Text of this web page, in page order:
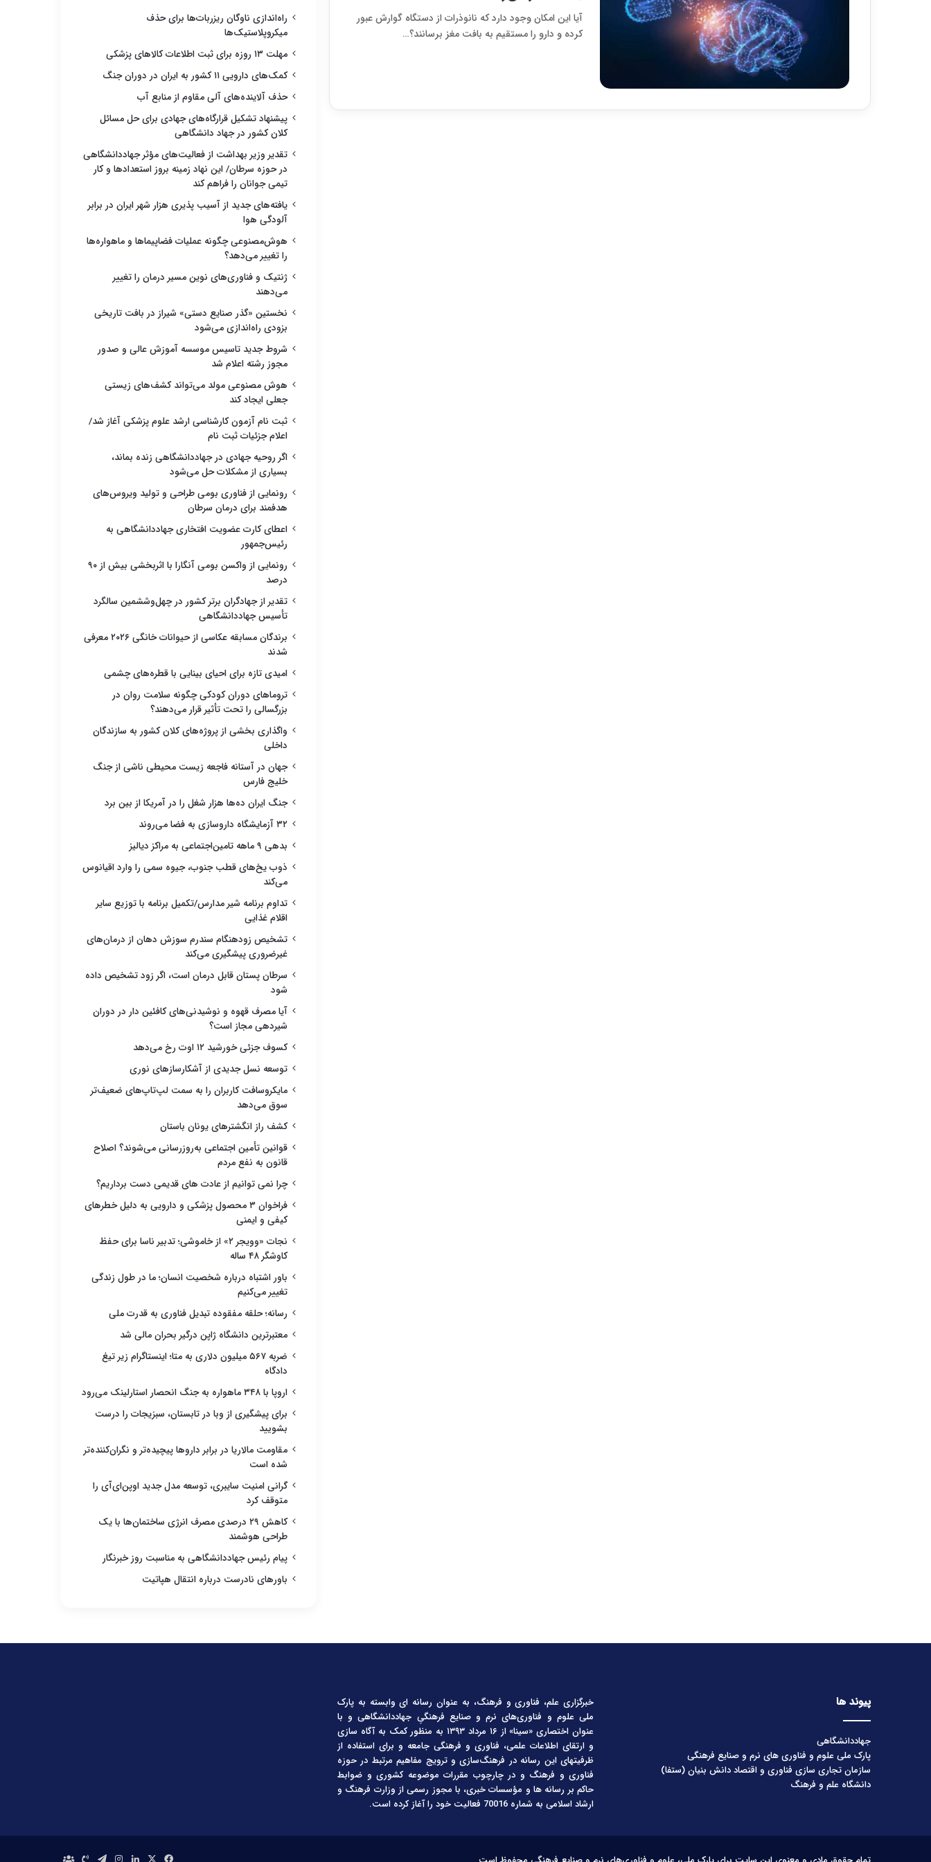
آیا این امکان وجود دارد که نانوذرات از دستگاه گوارش عبور
کرده و دارو را مستقیم به بافت مغز برسانند؟…
راه‌اندازی ناوگان ریزربات‌ها برای حذف
میکروپلاستیک‌ها
مهلت ۱۳ روزه برای ثبت اطلاعات کالاهای پزشکی
کمک‌های دارویی ۱۱ کشور به ایران در دوران جنگ
حذف آلاینده‌های آلی مقاوم از منابع آب
پیشنهاد تشکیل قرارگاه‌های جهادی برای حل مسائل
کلان کشور در جهاد دانشگاهی
تقدیر وزیر بهداشت از فعالیت‌های مؤثر جهاددانشگاهی
در حوزه سرطان/ این نهاد زمینه بروز استعدادها و کار
تیمی جوانان را فراهم کند
یافته‌های جدید از آسیب پذیری هزار شهر ایران در برابر
آلودگی هوا
هوش‌مصنوعی چگونه عملیات فضاپیماها و ماهواره‌ها
را تغییر می‌دهد؟
ژنتیک و فناوری‌های نوین مسیر درمان را تغییر
می‌دهند
نخستین «گذر صنایع دستی» شیراز در بافت تاریخی
بزودی راه‌اندازی می‌شود
شروط جدید تاسیس موسسه آموزش عالی و صدور
مجوز رشته اعلام شد
هوش مصنوعی مولد می‌تواند کشف‌های زیستی
جعلی ایجاد کند
ثبت نام آزمون کارشناسی ارشد علوم پزشکی آغاز شد/
اعلام جزئیات ثبت نام
اگر روحیه جهادی در جهاددانشگاهی زنده بماند،
بسیاری از مشکلات حل می‌شود
رونمایی از فناوری بومی طراحی و تولید ویروس‌های
هدفمند برای درمان سرطان
اعطای کارت عضویت افتخاری جهاددانشگاهی به
رئیس‌جمهور
رونمایی از واکسن بومی آنگارا با اثربخشی بیش از ۹۰
درصد
تقدیر از جهادگران برتر کشور در چهل‌وششمین سالگرد
تأسیس جهاددانشگاهی
برندگان مسابقه عکاسی از حیوانات خانگی ۲۰۲۶ معرفی
شدند
امیدی تازه برای احیای بینایی با قطره‌های چشمی
تروماهای دوران کودکی چگونه سلامت روان در
بزرگسالی را تحت تأثیر قرار می‌دهند؟
واگذاری بخشی از پروژه‌های کلان کشور به سازندگان
داخلی
جهان در آستانه فاجعه زیست محیطی ناشی از جنگ
خلیج فارس
جنگ ایران ده‌ها هزار شغل را در آمریکا از بین برد
۳۲ آزمایشگاه داروسازی به فضا می‌روند
بدهی ۹ ماهه تامین‌اجتماعی به مراکز دیالیز
ذوب یخ‌های قطب جنوب، جیوه سمی را وارد اقیانوس
می‌کند
تداوم برنامه شیر مدارس/تکمیل برنامه با توزیع سایر
اقلام غذایی
تشخیص زودهنگام سندرم سوزش دهان از درمان‌های
غیرضروری پیشگیری می‌کند
سرطان پستان قابل درمان است، اگر زود تشخیص داده
شود
آیا مصرف قهوه و نوشیدنی‌های کافئین دار در دوران
شیردهی مجاز است؟
کسوف جزئی خورشید ۱۲ اوت رخ می‌دهد
توسعه نسل جدیدی از آشکارسازهای نوری
مایکروسافت کاربران را به سمت لپ‌تاپ‌های ضعیف‌تر
سوق می‌دهد
کشف راز انگشترهای یونان باستان
قوانین تأمین اجتماعی به‌روزرسانی می‌شوند؟ اصلاح
قانون به نفع مردم
چرا نمی توانیم از عادت های قدیمی دست برداریم؟
فراخوان ۳ محصول پزشکی و دارویی به دلیل خطرهای
کیفی و ایمنی
نجات «وویجر ۲» از خاموشی؛ تدبیر ناسا برای حفظ
کاوشگر ۴۸ ساله
باور اشتباه درباره شخصیت انسان؛ ما در طول زندگی
تغییر می‌کنیم
رسانه؛ حلقه مفقوده تبدیل فناوری به قدرت ملی
معتبرترین دانشگاه ژاپن درگیر بحران مالی شد
ضربه ۵۶۷ میلیون دلاری به متا؛ اینستاگرام زیر تیغ
دادگاه
اروپا با ۳۴۸ ماهواره به جنگ انحصار استارلینک می‌رود
برای پیشگیری از وبا در تابستان، سبزیجات را درست
بشویید
مقاومت مالاریا در برابر داروها پیچیده‌تر و نگران‌کننده‌تر
شده است
گرانی امنیت سایبری، توسعه مدل جدید اوپن‌ای‌آی را
متوقف کرد
کاهش ۲۹ درصدی مصرف انرژی ساختمان‌ها با یک
طراحی هوشمند
پیام رئیس جهاددانشگاهی به مناسبت روز خبرنگار
باورهای نادرست درباره انتقال هپاتیت
پیوند ها
جهاددانشگاهی
پارک ملی علوم و فناوری های نرم و صنایع فرهنگی
سازمان تجاری سازی فناوری و اقتصاد دانش بنیان (ستفا)
دانشگاه علم و فرهنگ
خبرگزاری علم، فناوری و فرهنگ، به عنوان رسانه ای وابسته به پارک
ملی علوم و فناوری‌های نرم و صنایع فرهنگیِ جهاددانشگاهی و با
عنوان اختصاری «سینا» از ۱۶ مرداد ۱۳۹۳ به منظور کمک به آگاه سازی
و ارتقای اطلاعات علمی، فناوری و فرهنگی جامعه و برای استفاده از
ظرفیتهای این رسانه در فرهنگ‌سازی و ترویج مفاهیم مرتبط در حوزه
فناوری و فرهنگ و در چارچوب مقررات موضوعه کشوری و ضوابط
حاکم بر رسانه ها و مؤسسات خبری، با مجوز رسمی از وزارت فرهنگ و
ارشاد اسلامی به شماره 70016 فعالیت خود را آغاز کرده است.
فیس لینکدیناینستاگرام
تلگرامتماسدرباره